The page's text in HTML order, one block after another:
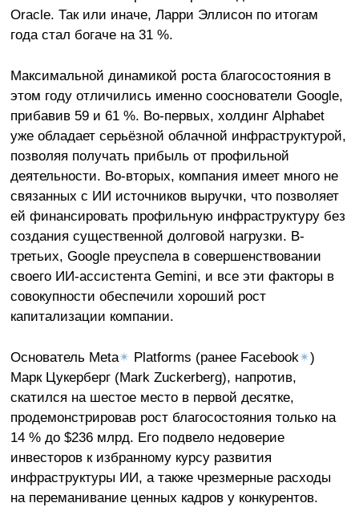
Oracle. Так или иначе, Ларри Эллисон по итогам
года стал богаче на 31 %.
Максимальной динамикой роста благосостояния в
этом году отличились именно сооснователи Google,
прибавив 59 и 61 %. Во-первых, холдинг Alphabet
уже обладает серьёзной облачной инфраструктурой,
позволяя получать прибыль от профильной
деятельности. Во-вторых, компания имеет много не
связанных с ИИ источников выручки, что позволяет
ей финансировать профильную инфраструктуру без
создания существенной долговой нагрузки. В-
третьих, Google преуспела в совершенствовании
своего ИИ-ассистента Gemini, и все эти факторы в
совокупности обеспечили хороший рост
капитализации компании.
Основатель Meta✴ Platforms (ранее Facebook✴)
Марк Цукерберг (Mark Zuckerberg), напротив,
скатился на шестое место в первой десятке,
продемонстрировав рост благосостояния только на
14 % до $236 млрд. Его подвело недоверие
инвесторов к избранному курсу развития
инфраструктуры ИИ, а также чрезмерные расходы
на переманивание ценных кадров у конкурентов.